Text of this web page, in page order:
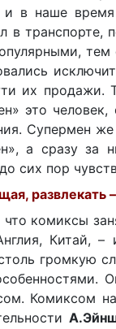
и в наше
в
их продажи.
это
Супермен
а сразу за
сих пор
развлекать
комиксы
Китай, –
громкую
Комиксом